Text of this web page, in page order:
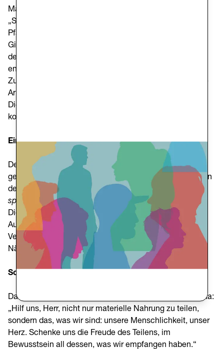
Marchionni, berichteten über ihren Einsatz im
„Solidarischen Zivildienst“.
Pfarrvertreter — Caterina Grandi, Roberto Cascella und
Giulia Barbero — stellten Initiativen vor, die im Rahmen
des Projekts „Werkstatt des Barmherzigen Samariters“
entstanden sind.
Zum Abschluss gab Sara Cravagna einen Einblick in die
Arbeit der Anlaufstelle.
Die Veranstaltung wurde von Anna Rita Sorangelo
koordiniert.
Ein gemeinsamer Weg
Der zweite Teil des Treffens war einer persönlichen und
gemeinschaftlichen Reflexion gewidmet, ausgehend von
der Frage:
„Ich erinnere mich an den Tag, an dem ich
spürte, dass ich etwas kostenlos empfing…“
Die gesammelten Worte — Begegnung, Zuhören,
Aufnahme, Dienst, Vertrauen, Hoffnung, Dankbarkeit,
Verständnis, Liebe — spiegeln den Stil gelebter
Nächstenliebe wider.
Schlussgebet
Das Treffen endete mit einem Gebet von Pater La Manna:
„Hilf uns, Herr, nicht nur materielle Nahrung zu teilen,
sondern das, was wir sind: unsere Menschlichkeit, unser
Herz. Schenke uns die Freude des Teilens, im
Bewusstsein all dessen, was wir empfangen haben.“